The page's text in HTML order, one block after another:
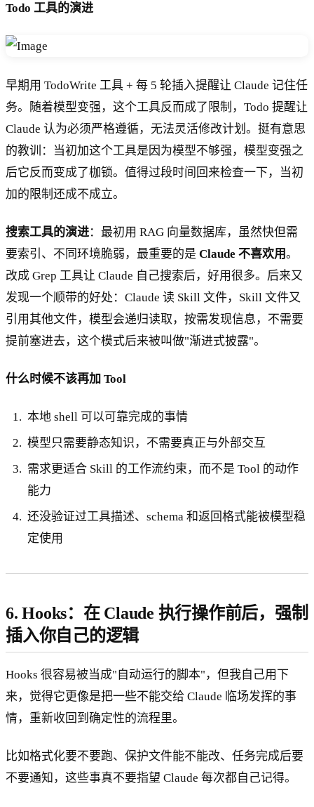
Todo 工具的演进
早期用 TodoWrite 工具 + 每 5 轮插入提醒让 Claude 记住任
务。随着模型变强，这个工具反而成了限制，Todo 提醒让
Claude 认为必须严格遵循，无法灵活修改计划。挺有意思
的教训：当初加这个工具是因为模型不够强，模型变强之
后它反而变成了枷锁。值得过段时间回来检查一下，当初
加的限制还成不成立。
搜索工具的演进：最初用 RAG 向量数据库，虽然快但需
要索引、不同环境脆弱，最重要的是 Claude 不喜欢用。
改成 Grep 工具让 Claude 自己搜索后，好用很多。后来又
发现一个顺带的好处：Claude 读 Skill 文件，Skill 文件又
引用其他文件，模型会递归读取，按需发现信息，不需要
提前塞进去，这个模式后来被叫做"渐进式披露"。
什么时候不该再加 Tool
本地 shell 可以可靠完成的事情
模型只需要静态知识，不需要真正与外部交互
需求更适合 Skill 的工作流约束，而不是 Tool 的动作
能力
还没验证过工具描述、schema 和返回格式能被模型稳
定使用
6. Hooks：在 Claude 执行操作前后，强制
插入你自己的逻辑
Hooks 很容易被当成"自动运行的脚本"，但我自己用下
来，觉得它更像是把一些不能交给 Claude 临场发挥的事
情，重新收回到确定性的流程里。
比如格式化要不要跑、保护文件能不能改、任务完成后要
不要通知，这些事真不要指望 Claude 每次都自己记得。